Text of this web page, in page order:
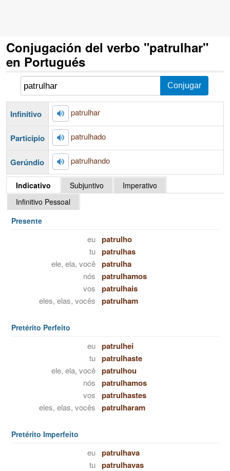
Conjugación del verbo "patrulhar"
en Portugués
Infinitivo patrulhar
Participio patrulhado
Gerúndio patrulhando
Indicativo Subjuntivo
Imperativo
Infinitivo Pessoal
Presente
eu patrulho
tu patrulhas
ele, ela, você patrulha
nós patrulhamos
vos patrulhais
eles, elas, vocês patrulham
Pretérito Perfeito
eu patrulhei
tu patrulhaste
ele, ela, você patrulhou
nós patrulhamos
vos patrulhastes
eles, elas, vocês patrulharam
Pretérito Imperfeito
eu patrulhava
tu patrulhavas